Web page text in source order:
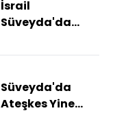
İsrail
Süveyda'da
Çatışmasını Mı
Süveyda'da
Ateşkes Yine